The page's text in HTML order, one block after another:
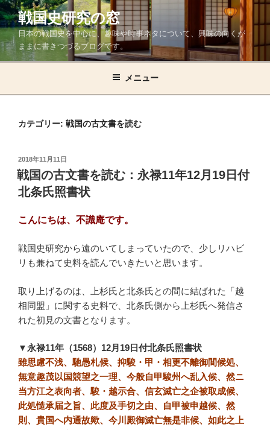
コ
ン
ン
ツ
ス
戦国史研究の窓
日本の戦国史を中心に、趣味や時事ネタについて、興味の向くが
ままに書きつづるブログです。
メニュー
カテゴリー: 戦国の古文書を読む
投
稿
日:
2018年11月11日
戦国の古文書を読む：永禄11年12月19日付
北条氏照書状
こんにちは、不識庵です。
戦国史研究から遠のいてしまっていたので、少しリハビ
リも兼ねて史料を読んでいきたいと思います。
取り上げるのは、上杉氏と北条氏との間に結ばれた「越
相同盟」に関する史料で、北条氏側から上杉氏へ発信さ
れた初見の文書となります。
▼永禄11年（1568）12月19日付北条氏照書状
雖思慮不浅、馳愚札候、抑駿・甲・相更不離御間候処、
無意趣茂以国競望之一理、今般自甲駿州へ乱入候、然ニ
当方江之表向者、駿・越示合、信玄滅亡之企被取成候、
此処慥承届之旨、此度及手切之由、自甲被申越候、然
則、貴国へ内通故歟、今川殿御滅亡無是非候、如此之上